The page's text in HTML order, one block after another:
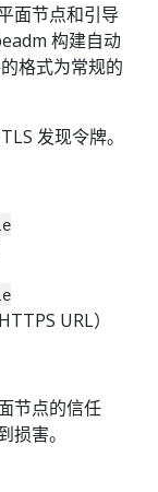
面节点和引导
构建自动
格式为常规的
发现令牌。
URL）
节点的信任
损害。